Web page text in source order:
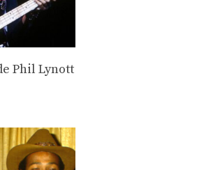
Phil Lynott